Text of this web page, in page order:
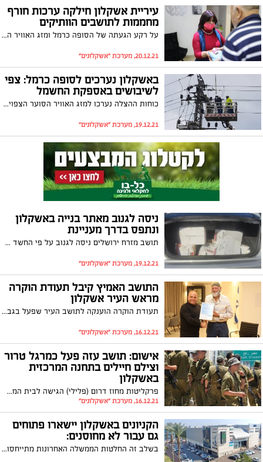
עיריית אשקלון חילקה ערכות חורף
מחממות לתושבים הוותיקים
על רקע הגעתה של הסופה כרמל ומזג האוויר הסוער שהיא מביאה עמה, חילקה העירייה ערכות חימום לתושבים הותיקים. ראש העיר תומר גלאם: "זו המחוייבות שלנו כלפיהם וההזדמנות להחזיר להם אהבה"
20.12.21, מערכת "אשקלונים"
באשקלון נערכים לסופה כרמל: צפי
לשיבושים באספקת החשמל
כוחות ההצלה נערכו למזג האוויר הסוער הצפוי לפקוד את אשקלון במהלך הימים הקרובים. על פי התחזית צפויות רוחות עזות ושטפונות. בחברת החשמל קוראים לתושבי העיר להיערך לאפשרות שאספקת החשמל הסדירה תשובש בעקבות הסופה
19.12.21, מערכת "אשקלונים"
ניסה לגנוב מאתר בנייה באשקלון
ונתפס בדרך מעניינת
תושב מזרח ירושלים ניסה לגנוב על פי החשד מאתר בנייה באשקלון במהלך סוף השבוע אולם בשלב מסוים נטש את רכבו ונמלט מהמקום. הוא נעצר מספר שעות לאחר מכן כשהגיע לתחנת המשטרה בירושלים על מנת לדווח שרכבו נגנב
19.12.21, מערכת "אשקלונים"
התושב האמיץ קיבל תעודת הוקרה
מראש העיר אשקלון
תעודת הוקרה הוענקה לתושב העיר שפעל בגבורה במהלך מבצע 'שומר החומות'. לאחר פגיעת הטיל ברחוב גולני, תושב העיר, רוברט גסנר רץ אל תוך הבית שנפגע וסייע לדיירים ההמומים להתפנות בבטחה
16.12.21, מערכת "אשקלונים"
אישום: תושב עזה פעל כמרגל טרור
וצילם חיילים בתחנה המרכזית
באשקלון
פרקליטות מחוז דרום (פלילי) הגישה לבית המשפט המחוזי בב"ש כתב אישום נגד סוחר עזתי, מחמוד אחמד, המייחס לו ביצוע עבירות של חברות בארגון טרור, ריגול ומסירת ידיעה לאויב בכוונה לפגוע בביטחון המדינה. זאת לאחר שנמצא כי תיעד את כיפת ברזל ואת החיילים המגיעים לתחנה המרכזית באשקלון
16.12.21, מערכת "אשקלונים"
הקניונים באשקלון יישארו פתוחים
גם עבור לא מחוסנים:
בשלב זה החלטות הממשלה האחרונות מתייחסות רק לקניונים בשטח מעל 10,000 מ"ר ובאשקלון אין קניונים בגודל זה. בהנהלות הקניונים בעיר משדרים עסקים כרגיל אולם עדיין לא ברור כיצד ההנחיות ייאכפו במידה ובהמשך יחולו גם עליהן